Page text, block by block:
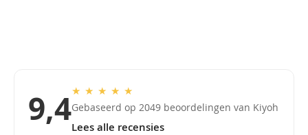
9,4★ ★ ★ ★ ★
Gebaseerd op 2049 beoordelingen van Kiyoh
Lees alle recensies